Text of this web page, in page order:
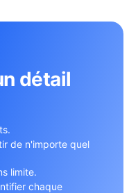
détail
de n'importe quel
limite.
chaque